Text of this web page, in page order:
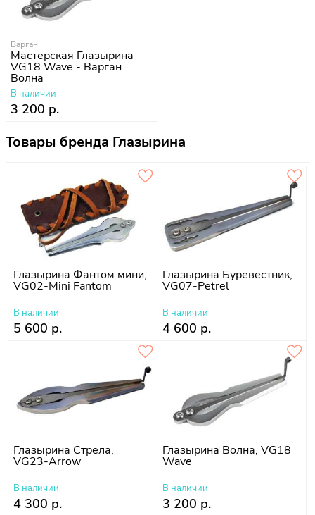
Варган
Мастерская Глазырина
VG18 Wave - Варган
Волна
В наличии
3 200 р.
Товары бренда Глазырина
Глазырина Фантом мини,
VG02-Mini Fantom
В наличии
5 600 р.
Глазырина Буревестник,
VG07-Petrel
В наличии
4 600 р.
Глазырина Стрела,
VG23-Arrow
В наличии
4 300 р.
Глазырина Волна, VG18
Wave
В наличии
3 200 р.